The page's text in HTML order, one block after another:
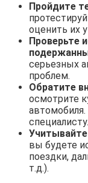
Пройдите
оценить их
Проверьте
серьезных
проблем.
Обратите
осмотрите
специалисту.
вы будете
поездки,
т.д.).